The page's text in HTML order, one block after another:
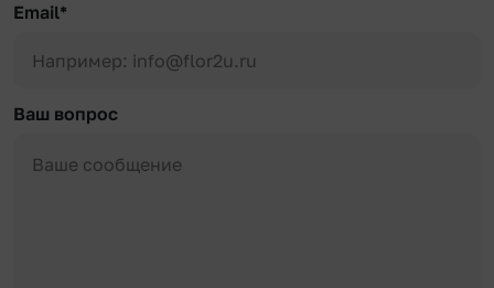
Email*
Ваш вопрос